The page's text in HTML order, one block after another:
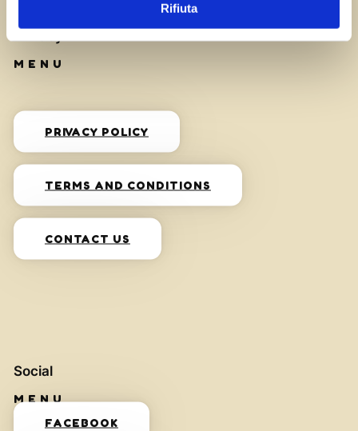
Rifiuta
PRIVACY POLICY
TERMS AND CONDITIONS
CONTACT US
Social
FACEBOOK